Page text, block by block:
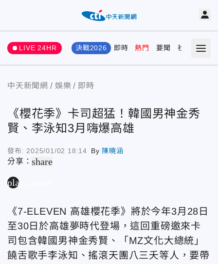
LIVE 24HR 決戰2026 即時 熱門 要聞 社會 娛樂
中天新聞網 娛樂 即時
《櫻花季》卡司超猛！韓國男神金秀
賢、李泳知3月嗨爆高雄
發布: 2025/01/02 18:14 By 陳曉涵
分享：share
play_arrow
《7-ELEVEN 高雄櫻花季》將於今年3月28日
至30日於高雄夢時代登場，這回重磅邀來卡
司包含韓國男神金秀賢、「MZ文化大總統」
饒舌歌手李泳知、搖滾天團八三夭等人，要帶